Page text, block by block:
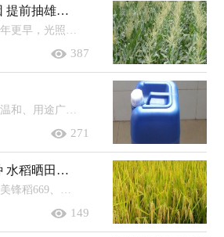
玉米提前抽雄的原因 提前抽雄怎么办
玉米播种出苗时间比往年更早，光照不足，温度异常，土壤缺水干旱以及病虫害的侵害等都有可能会造成玉米提前抽雄；另外部分品种的玉米抽雄...
387
双链季铵盐是一种性能温和、用途广泛、毒性较低的消毒剂。特点：溶液无色透明，性质稳定，不挥发、不分解、无刺激性气味；使用后一般不会...
271
2020年水稻主推品种 水稻晒田期是不是拔节期
2020年水稻主推品种有美锋稻669、宜香优2115、天优1177、广两优800和荃优822等。美锋稻669：它生育期为154天左右，属于中熟品种，在苗...
149